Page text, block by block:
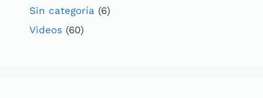
Sin categoría (6)
Videos (60)